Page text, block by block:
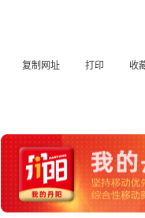
复制网址 打印 收